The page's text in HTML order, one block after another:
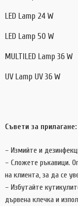
LED Lamp 24 W
LED Lamp 50 W
MULTILED Lamp 36 W
UV Lamp UV 36 W
Съвети за прилагане:
– Измийте и
– Сложете ръкавици.
на клиента, за да се
– Избутайте
дървена клечка и